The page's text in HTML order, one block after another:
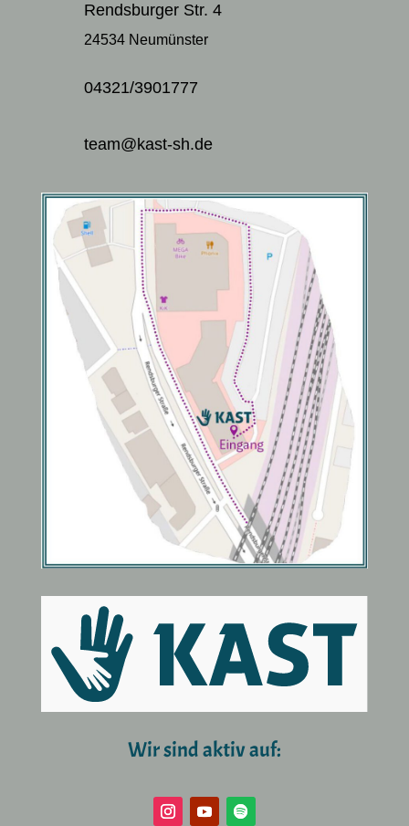
Rendsburger Str. 4
24534 Neumünster
04321/3901777
team@kast-sh.de
Wir sind aktiv auf: